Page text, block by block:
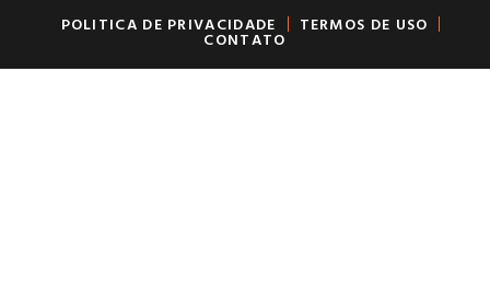
POLITICA DE PRIVACIDADE TERMOS DE USO
CONTATO